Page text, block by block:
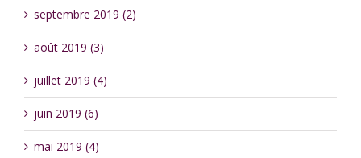
septembre 2019 (2)
août 2019 (3)
juillet 2019 (4)
juin 2019 (6)
mai 2019 (4)